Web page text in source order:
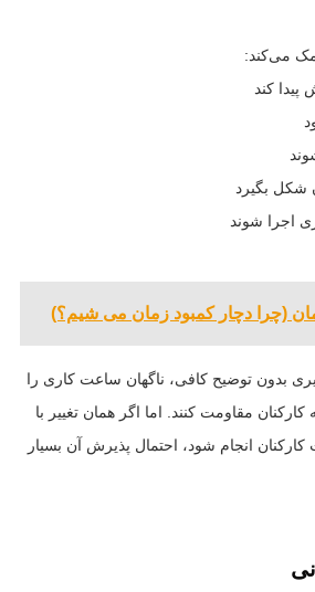
می‌کند:
پیدا کند
شکل بگیرد
اجرا شوند
(چرا دچار کمبود زمان می شیم؟)
بدون توضیح کافی، ناگهان ساعت کاری را
مقاومت کنند. اما اگر همان تغییر با
انجام شود، احتمال پذیرش آن بسیار